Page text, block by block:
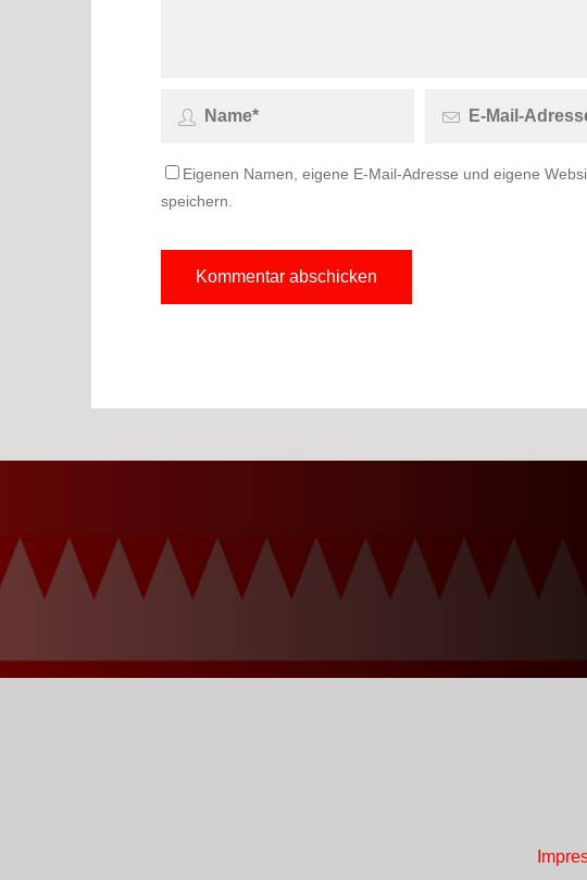
Eigenen Namen, eigene E-Mail-Adresse und eigene
speichern.